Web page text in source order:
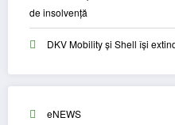
de insolvență
DKV Mobility și Shell își
eNEWS